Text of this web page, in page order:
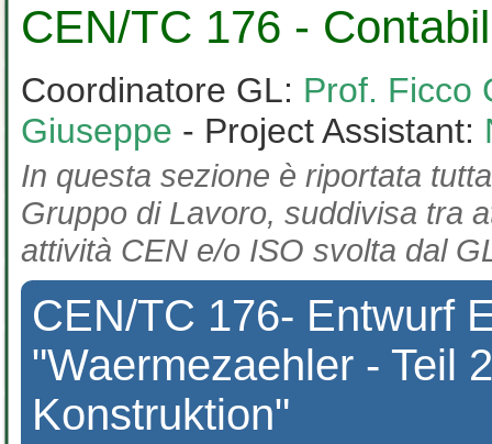
CEN/TC 176 -
Coordinatore GL: Prof. Ficco
Giuseppe - Project Assistant:
In questa sezione è riportata
Gruppo di Lavoro, suddivisa tra
attività CEN e/o ISO svolta dal
CEN/TC 176- Entwurf
"Waermezaehler - Teil
Konstruktion"